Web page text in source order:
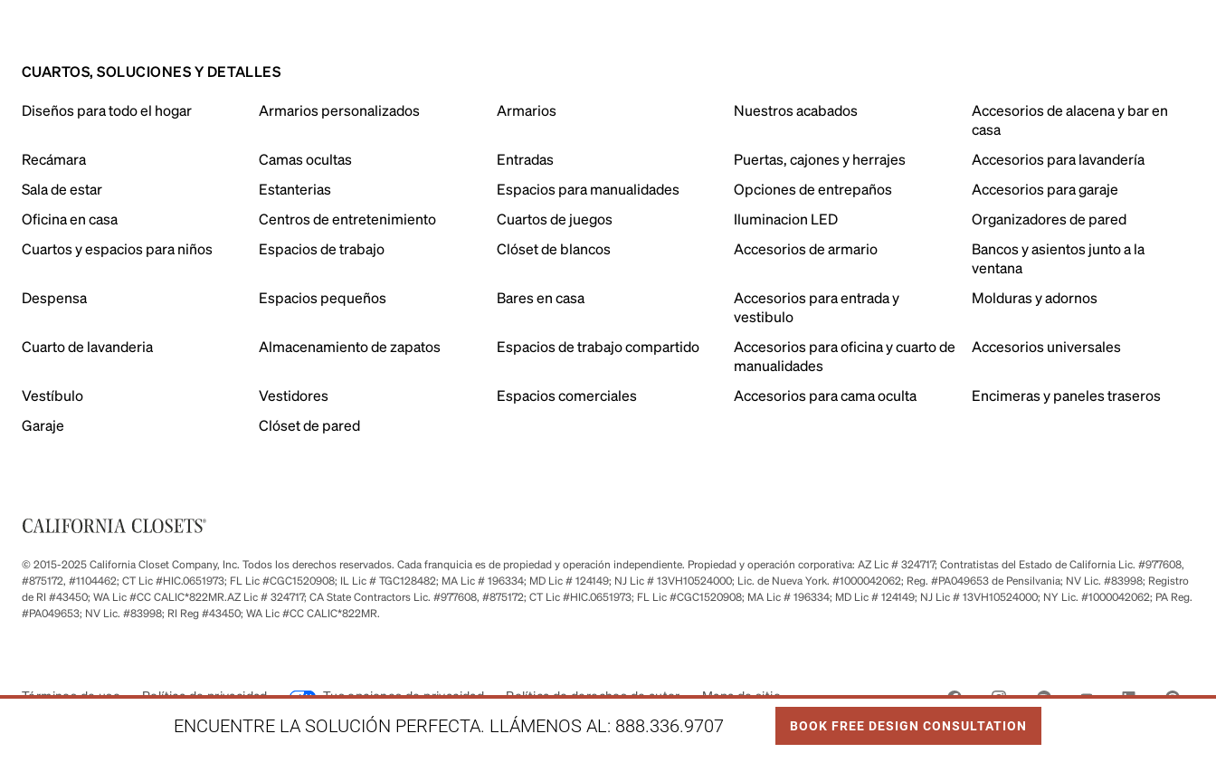
ENCUENTRE LA SOLUCIÓN PERFECTA. LLÁMENOS AL: 888.336.9707 BOOK FREE DESIGN CONSULTATION
CUARTOS, SOLUCIONES Y DETALLES
Diseños para todo el hogar Armarios personalizados Armarios Nuestros acabados
Accesorios de alacena y bar en
casa
Recámara
Camas ocultas Entradas Puertas, cajones y herrajes
Accesorios para lavandería
Sala de estar
Estanterias Espacios para manualidades Opciones de entrepaños
Accesorios para garaje
Oficina en casa
Centros de entretenimiento Cuartos de juegos Iluminacion LED
Organizadores de pared
Cuartos y espacios para niños
Espacios de trabajo Clóset de blancos Accesorios de armario
Bancos y asientos junto a la
ventana
Despensa
Espacios pequeños Bares en casa
Accesorios para entrada y
vestibulo
Molduras y adornos
Cuarto de lavanderia Almacenamiento de zapatos Espacios de trabajo compartido
Accesorios para oficina y cuarto de
manualidades
Accesorios universales
Vestíbulo Vestidores Espacios comerciales Accesorios para cama oculta
Encimeras y paneles traseros
Garaje
Clóset de pared
© 2015-2025 California Closet Company, Inc. Todos los derechos reservados. Cada franquicia es de propiedad y operación independiente. Propiedad y operación corporativa: AZ Lic # 324717; Contratistas del Estado de California Lic. #977608,
#875172, #1104462; CT Lic #HIC.0651973; FL Lic #CGC1520908; IL Lic # TGC128482; MA Lic # 196334; MD Lic # 124149; NJ Lic # 13VH10524000; Lic. de Nueva York. #1000042062; Reg. #PA049653 de Pensilvania; NV Lic. #83998; Registro
de RI #43450; WA Lic #CC CALIC*822MR.AZ Lic # 324717; CA State Contractors Lic. #977608, #875172; CT Lic #HIC.0651973; FL Lic #CGC1520908; MA Lic # 196334; MD Lic # 124149; NJ Lic # 13VH10524000; NY Lic. #1000042062; PA Reg.
#PA049653; NV Lic. #83998; RI Reg #43450; WA Lic #CC CALIC*822MR.
Términos de uso Política de privacidad Tus opciones de privacidad Política de derechos de autor Mapa de sitio